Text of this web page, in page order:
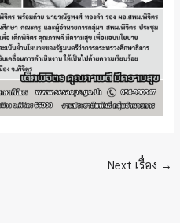
Next เรื่อง →